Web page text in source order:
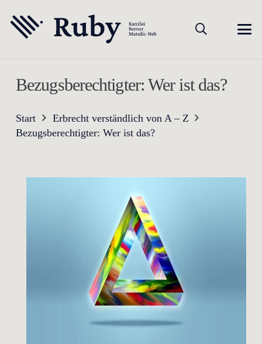
Bezugsberechtigter: Wer ist das?
Start
Erbrecht verständlich von A – Z
Bezugsberechtigter: Wer ist das?